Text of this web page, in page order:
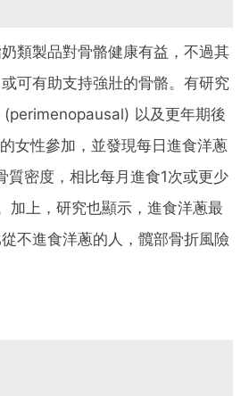
類製品對骨骼健康有益，不過其
可有助支持強壯的骨骼。有研究
以及更年期後
女性參加，並發現每日進食洋蔥
質密度，相比每月進食1次或更少
加上，研究也顯示，進食洋蔥最
不進食洋蔥的人，髖部骨折風險